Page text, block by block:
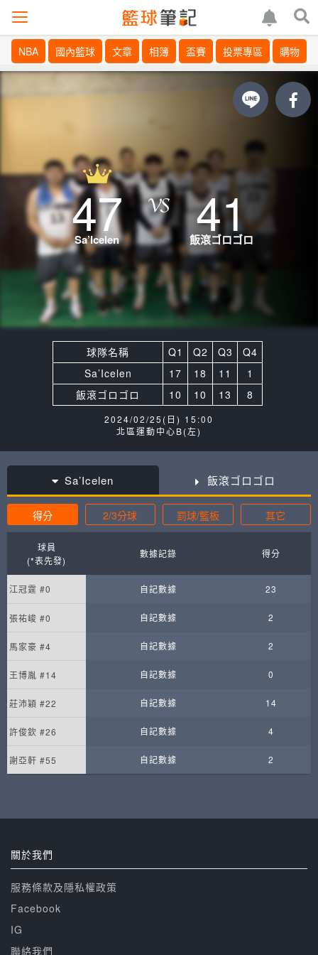
NBA 國內籃球 文章 相簿 盃賽 投票專區 購物
47
Sa’Icelen 41
飯滾ゴロゴロ
球隊名稱 Q1 Q2 Q3
Q4
Sa’Icelen
17 18 11
1
飯滾ゴロゴロ
10 10 13 8
2024/02/25(日) 15:00
北區運動中心B(左)
Sa’Icelen 飯滾ゴロゴロ
得分 2/3分球 罰球/籃板 其它
球員
(*表先發)
數據記錄 得分
江冠霆 #0 自記數據 23
張祐峻 #0 自記數據 2
馬家豪 #4 自記數據 2
王博胤 #14 自記數據 0
莊沛穎 #22 自記數據 14
許俊欽 #26 自記數據 4
謝亞軒 #55 自記數據 2
關於我們
服務條款及隱私權政策
Facebook
IG
聯絡我們